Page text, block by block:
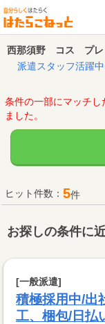
西那須野 コス プレ
派遣スタッフ活躍
条件の一部にマッチ
ました。
ヒット件数： 5件
お探しの条件に
[一般派遣]
積極採用中/出
工、梱包/日払